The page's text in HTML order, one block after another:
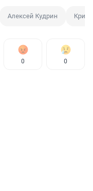
Алексей Кудрин
0 0